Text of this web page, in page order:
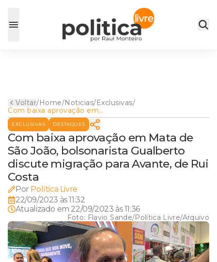
Voltar/Home/Noticias/Exclusivas/
Com baixa aprovação em
Mata de São João,
bolsonarista Gualberto
discute migração para
Avante, de Rui Costa
EXCLUSIVAS DESTAQUES
Com baixa aprovação em Mata de
São João, bolsonarista Gualberto
discute migração para Avante, de Rui
Costa
Por Política Livre
22/09/2023 às 11:32
Atualizado em 22/09/2023 às 11:36
Foto: Flavio Sande/Política Livre/Arquivo